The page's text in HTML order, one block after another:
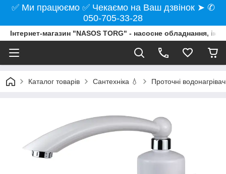
✅ Ми працюємо ✅ Чекаємо на Ваш дзвінок ➤ ✆
050-705-33-28
Інтернет-магазин "NASOS TORG" - насосне обладнання,
Каталог товарів Сантехніка 💧 Проточні